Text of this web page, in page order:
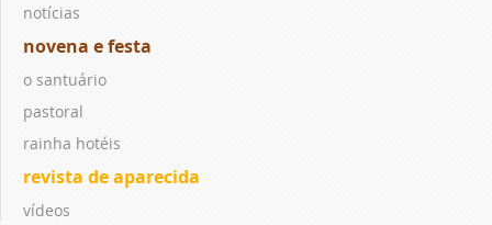
notícias
novena e festa
o santuário
pastoral
rainha hotéis
revista de aparecida
vídeos